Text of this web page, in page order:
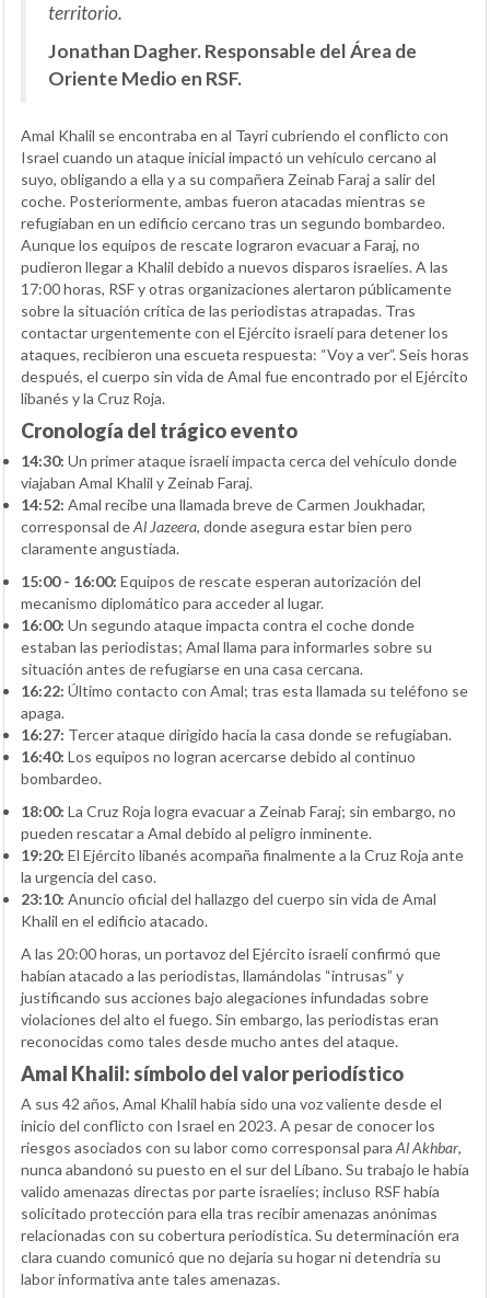
territorio.
Jonathan Dagher. Responsable del Área de
Oriente Medio en RSF.
Amal Khalil se encontraba en al Tayri cubriendo el conflicto con
Israel cuando un ataque inicial impactó un vehículo cercano al
suyo, obligando a ella y a su compañera Zeinab Faraj a salir del
coche. Posteriormente, ambas fueron atacadas mientras se
refugiaban en un edificio cercano tras un segundo bombardeo.
Aunque los equipos de rescate lograron evacuar a Faraj, no
pudieron llegar a Khalil debido a nuevos disparos israelíes. A las
17:00 horas, RSF y otras organizaciones alertaron públicamente
sobre la situación crítica de las periodistas atrapadas. Tras
contactar urgentemente con el Ejército israelí para detener los
ataques, recibieron una escueta respuesta: “Voy a ver”. Seis horas
después, el cuerpo sin vida de Amal fue encontrado por el Ejército
libanés y la Cruz Roja.
Cronología del trágico evento
14:30: Un primer ataque israelí impacta cerca del vehículo donde
viajaban Amal Khalil y Zeinab Faraj.
14:52: Amal recibe una llamada breve de Carmen Joukhadar,
corresponsal deAl Jazeera, donde asegura estar bien pero
claramente angustiada.
15:00 - 16:00: Equipos de rescate esperan autorización del
mecanismo diplomático para acceder al lugar.
16:00: Un segundo ataque impacta contra el coche donde
estaban las periodistas; Amal llama para informarles sobre su
situación antes de refugiarse en una casa cercana.
16:22: Último contacto con Amal; tras esta llamada su teléfono se
apaga.
16:27: Tercer ataque dirigido hacia la casa donde se refugiaban.
16:40: Los equipos no logran acercarse debido al continuo
bombardeo.
18:00: La Cruz Roja logra evacuar a Zeinab Faraj; sin embargo, no
pueden rescatar a Amal debido al peligro inminente.
19:20: El Ejército libanés acompaña finalmente a la Cruz Roja ante
la urgencia del caso.
23:10: Anuncio oficial del hallazgo del cuerpo sin vida de Amal
Khalil en el edificio atacado.
A las 20:00 horas, un portavoz del Ejército israelí confirmó que
habían atacado a las periodistas, llamándolas “intrusas” y
justificando sus acciones bajo alegaciones infundadas sobre
violaciones del alto el fuego. Sin embargo, las periodistas eran
reconocidas como tales desde mucho antes del ataque.
Amal Khalil: símbolo del valor periodístico
A sus 42 años, Amal Khalil había sido una voz valiente desde el
inicio del conflicto con Israel en 2023. A pesar de conocer los
riesgos asociados con su labor como corresponsal para Al Akhbar,
nunca abandonó su puesto en el sur del Líbano. Su trabajo le había
valido amenazas directas por parte israelíes; incluso RSF había
solicitado protección para ella tras recibir amenazas anónimas
relacionadas con su cobertura periodística. Su determinación era
clara cuando comunicó que no dejaría su hogar ni detendría su
labor informativa ante tales amenazas.